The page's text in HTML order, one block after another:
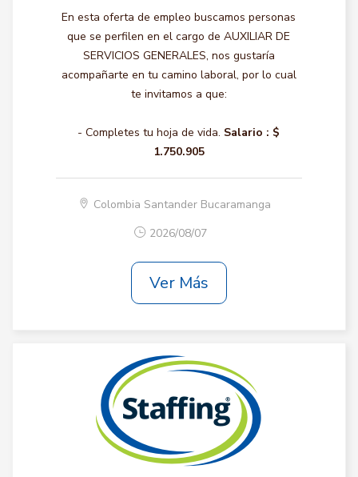
En esta oferta de empleo buscamos personas
que se perfilen en el cargo de AUXILIAR DE
SERVICIOS GENERALES, nos gustaría
acompañarte en tu camino laboral, por lo cual
te invitamos a que:
- Completes tu hoja de vida. Salario : $
1.750.905
Colombia Santander Bucaramanga
2026/08/07
Ver Más